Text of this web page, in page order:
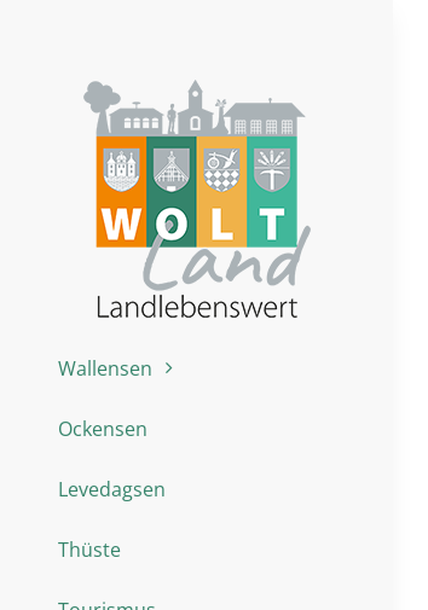
Wallensen
Ockensen
Levedagsen
Thüste